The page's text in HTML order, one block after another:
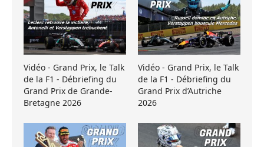
Vidéo - Grand Prix, le Talk
de la F1 - Débriefing du
Grand Prix de Grande-
Bretagne 2026
Vidéo - Grand Prix, le Talk
de la F1 - Débriefing du
Grand Prix d’Autriche
2026